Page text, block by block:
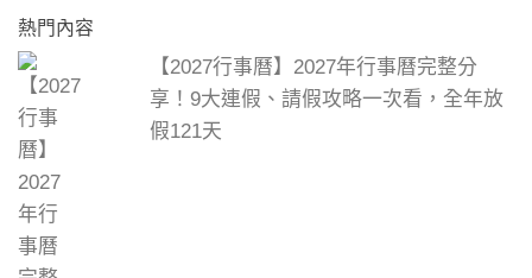
熱門內容
【2027行事曆】2027年行事曆完整分
享！9大連假、請假攻略一次看，全年放
假121天